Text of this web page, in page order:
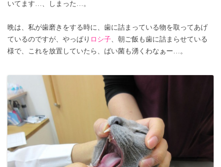
いてます…、しまった…。
晩は、私が歯磨きをする時に、歯に詰まっている物を取ってあげ
ているのですが、やっぱり ロシ子 、朝ご飯も歯に詰まらせている
様で、これを放置していたら、ばい菌も湧くわなぁー…。